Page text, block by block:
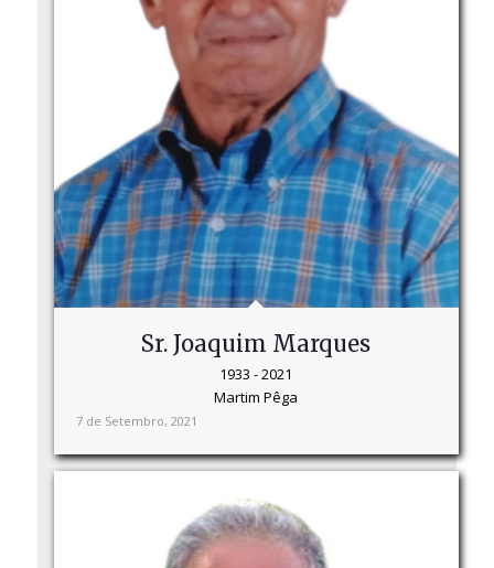
Sr. Joaquim Marques
1933 - 2021
Martim Pêga
7 de Setembro, 2021